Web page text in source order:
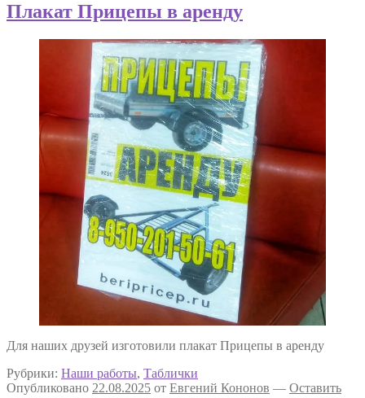
Плакат Прицепы в аренду
Для наших друзей изготовили плакат Прицепы в аренду
Рубрики: Наши работы, Таблички
Опубликовано 22.08.2025 от Евгений Кононов — Оставить